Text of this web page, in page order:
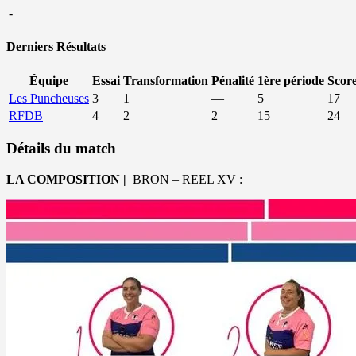
-
Derniers Résultats
Équipe Essai Transformation Pénalité 1ère période
Les Puncheuses 3 1 — 5
17
RFDB
4 2 2 15 24
Détails du match
LA COMPOSITION | BRON – REEL XV :